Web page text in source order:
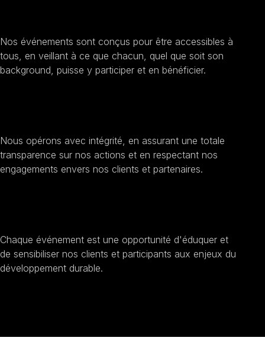
Nos événements sont conçus pour être accessibles à
tous, en veillant à ce que chacun, quel que soit son
background, puisse y participer et en bénéficier.
Nous opérons avec intégrité, en assurant une totale
transparence sur nos actions et en respectant nos
engagements envers nos clients et partenaires.
Chaque événement est une opportunité d'éduquer et
de sensibiliser nos clients et participants aux enjeux du
développement durable.